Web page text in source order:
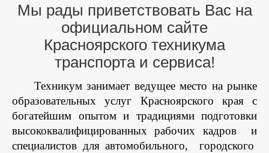
Мы рады приветствовать Вас на
официальном сайте
Красноярского техникума
транспорта и сервиса!
Техникум занимает ведущее место на рынке
образовательных услуг Красноярского края с
богатейшим опытом и традициями подготовки
высококвалифицированных рабочих кадров и
специалистов для автомобильного,
городского